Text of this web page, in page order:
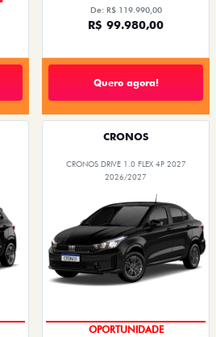
De: R$ 119.990,00
R$ 99.980,00
Quero agora!
CRONOS
CRONOS DRIVE 1.0 FLEX 4P 2027
2026/2027
OPORTUNIDADE